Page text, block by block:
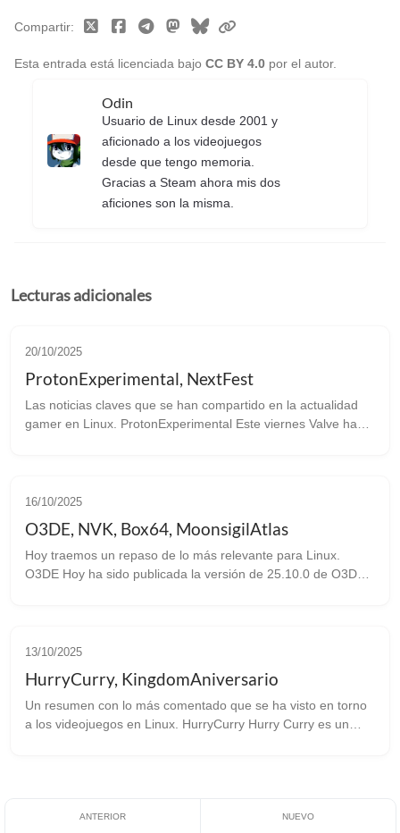
Esta entrada está licenciada bajo CC BY 4.0 por el autor.
Compartir
Odin
Usuario de Linux desde 2001 y
aficionado a los videojuegos
desde que tengo memoria.
Gracias a Steam ahora mis dos
aficiones son la misma.
Lecturas adicionales
20/10/2025
ProtonExperimental, NextFest
Las noticias claves que se han compartido en la actualidad
gamer en Linux. ProtonExperimental Este viernes Valve ha
16/10/2025
O3DE, NVK, Box64, MoonsigilAtlas
Hoy traemos un repaso de lo más relevante para Linux.
O3DE Hoy ha sido publicada la versión de 25.10.0 de O3DE.
13/10/2025
HurryCurry, KingdomAniversario
Un resumen con lo más comentado que se ha visto en torno
a los videojuegos en Linux. HurryCurry Hurry Curry es un